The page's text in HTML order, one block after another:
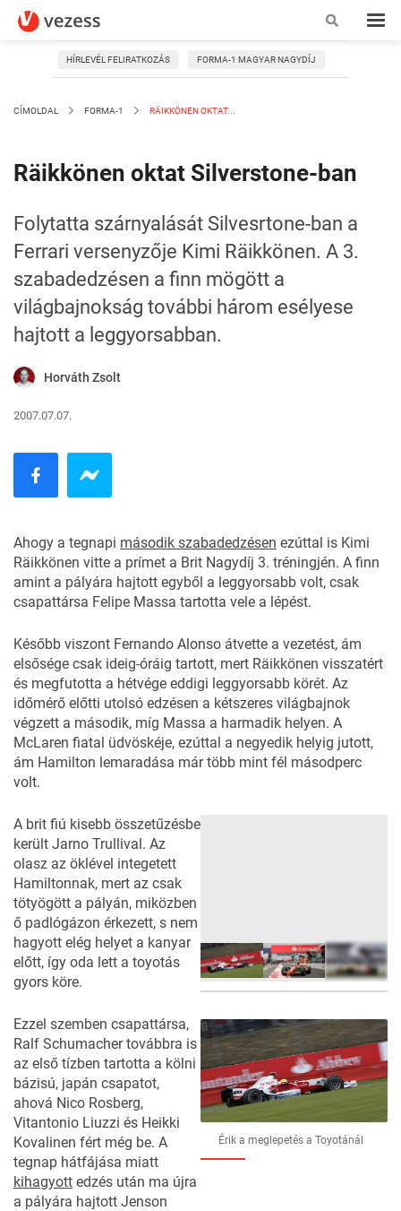
HÍRLEVÉL FELIRATKOZÁS FORMA-1 MAGYAR NAGYDÍJ
CÍMOLDAL FORMA-1 RÄIKKÖNEN OKTAT...
Räikkönen oktat Silverstone-ban
Folytatta szárnyalását Silvesrtone-ban a
Ferrari versenyzője Kimi Räikkönen. A 3.
szabadedzésen a finn mögött a
világbajnokság további három esélyese
hajtott a leggyorsabban.
Horváth Zsolt
2007.07.07.
Ahogy a tegnapi második szabadedzésen ezúttal is Kimi
Räikkönen vitte a prímet a Brit Nagydíj 3. tréningjén. A finn
amint a pályára hajtott egyből a leggyorsabb volt, csak
csapattársa Felipe Massa tartotta vele a lépést.
Később viszont Fernando Alonso átvette a vezetést, ám
elsősége csak ideig-óráig tartott, mert Räikkönen visszatért
és megfutotta a hétvége eddigi leggyorsabb körét. Az
időmérő előtti utolsó edzésen a kétszeres világbajnok
végzett a második, míg Massa a harmadik helyen. A
McLaren fiatal üdvöskéje, ezúttal a negyedik helyig jutott,
ám Hamilton lemaradása már több mint fél másodperc
volt.
Érik a meglepetés a Toyotánál
A brit fiú kisebb összetűzésbe
került Jarno Trullival. Az
olasz az öklével integetett
Hamiltonnak, mert az csak
tötyögött a pályán, miközben
ő padlógázon érkezett, s nem
hagyott elég helyet a kanyar
előtt, így oda lett a toyotás
gyors köre.
Ezzel szemben csapattársa,
Ralf Schumacher továbbra is
az első tízben tartotta a kölni
bázisú, japán csapatot,
ahová Nico Rosberg,
Vitantonio Liuzzi és Heikki
Kovalinen fért még be. A
tegnap hátfájása miatt
kihagyott edzés után ma újra
a pályára hajtott Jenson